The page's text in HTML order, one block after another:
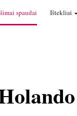
spaudai Ištekliai